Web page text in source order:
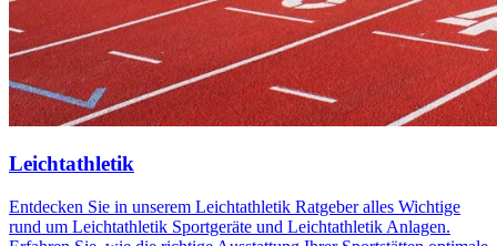
Leichtathletik
Entdecken Sie in unserem Leichtathletik Ratgeber alles Wichtige
rund um Leichtathletik Sportgeräte und Leichtathletik Anlagen.